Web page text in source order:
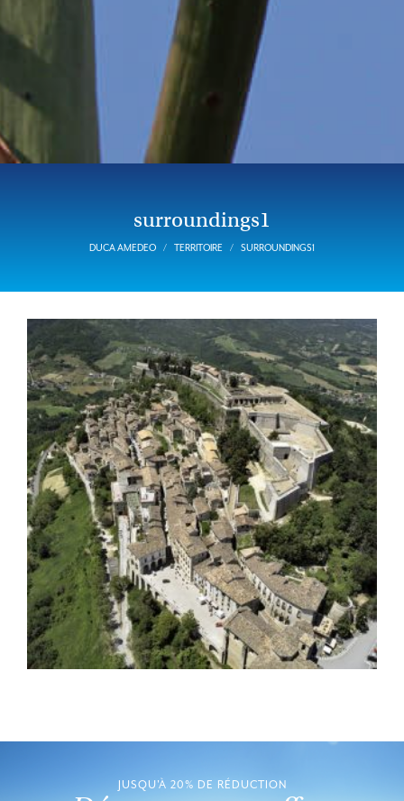
surroundings1
DUCA AMEDEO TERRITOIRE SURROUNDINGS1
JUSQU'À 20% DE RÉDUCTION